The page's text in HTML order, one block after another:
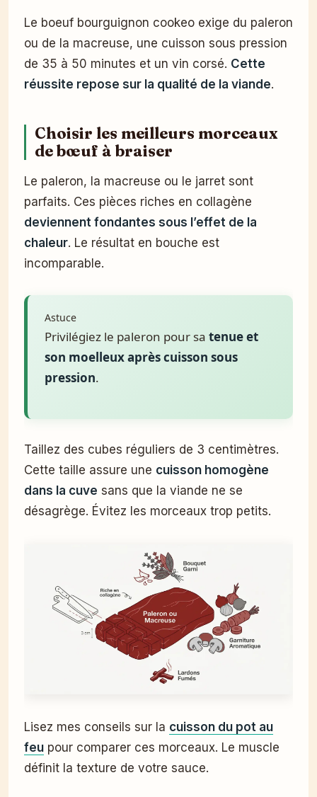
Le boeuf bourguignon cookeo exige du paleron
ou de la macreuse, une cuisson sous pression
de 35 à 50 minutes et un vin corsé. Cette
réussite repose sur la qualité de la viande.
Choisir les meilleurs morceaux
de bœuf à braiser
Le paleron, la macreuse ou le jarret sont
parfaits. Ces pièces riches en collagène
deviennent fondantes sous l’effet de la
chaleur. Le résultat en bouche est
incomparable.
Astuce
Privilégiez le paleron pour sa tenue et
son moelleux après cuisson sous
pression.
Taillez des cubes réguliers de 3 centimètres.
Cette taille assure une cuisson homogène
dans la cuve sans que la viande ne se
désagrège. Évitez les morceaux trop petits.
Lisez mes conseils sur la cuisson du pot au
feu pour comparer ces morceaux. Le muscle
définit la texture de votre sauce.